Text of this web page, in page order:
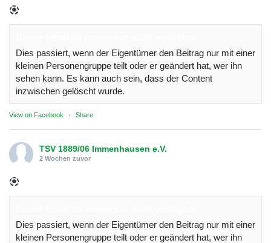
Dies passiert, wenn der Eigentümer den Beitrag nur mit einer
kleinen Personengruppe teilt oder er geändert hat, wer ihn
sehen kann. Es kann auch sein, dass der Content
inzwischen gelöscht wurde.
View on Facebook · Share
TSV 1889/06 Immenhausen e.V.
2 Wochen zuvor
Dies passiert, wenn der Eigentümer den Beitrag nur mit einer
kleinen Personengruppe teilt oder er geändert hat, wer ihn